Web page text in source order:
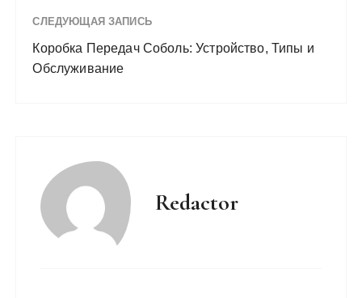
СЛЕДУЮЩАЯ ЗАПИСЬ
Коробка Передач Соболь: Устройство, Типы и
Обслуживание
Redactor